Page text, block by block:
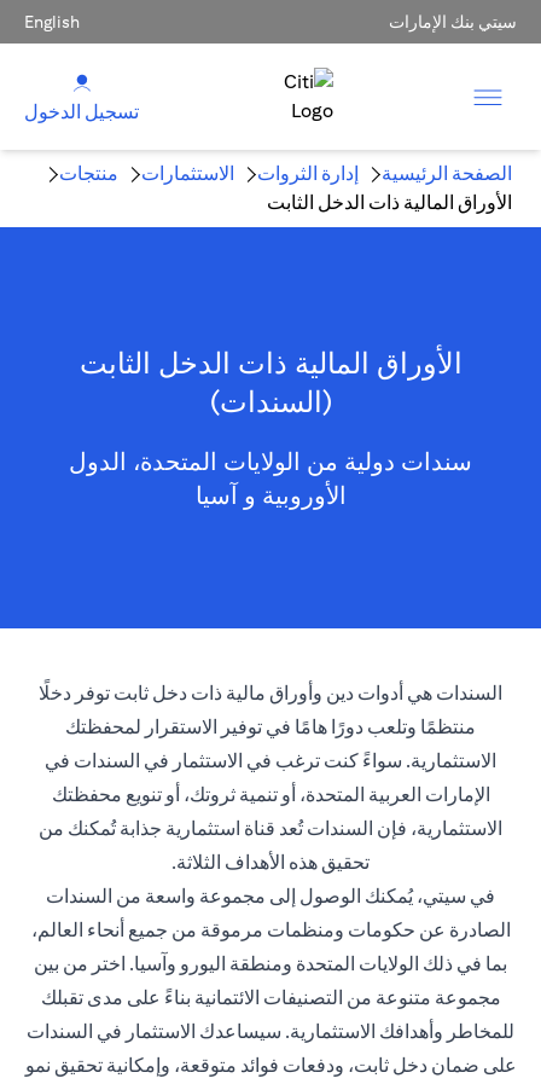
سيتي بنك الإمارات English
تسجيل الدخول
الصفحة الرئيسية إدارة الثروات الاستثمارات
منتجات
الأوراق المالية ذات الدخل الثابت
الأوراق المالية ذات الدخل الثابت
(السندات)
سندات دولية من الولايات المتحدة، الدول
الأوروبية و آسيا
السندات هي أدوات دين وأوراق مالية ذات دخل ثابت توفر دخلًا
منتظمًا وتلعب دورًا هامًا في توفير الاستقرار لمحفظتك
الاستثمارية. سواءً كنت ترغب في الاستثمار في السندات في
الإمارات العربية المتحدة، أو تنمية ثروتك، أو تنويع محفظتك
الاستثمارية، فإن السندات تُعد قناة استثمارية جذابة تُمكنك من
تحقيق هذه الأهداف الثلاثة.
في سيتي، يُمكنك الوصول إلى مجموعة واسعة من السندات
الصادرة عن حكومات ومنظمات مرموقة من جميع أنحاء العالم،
بما في ذلك الولايات المتحدة ومنطقة اليورو وآسيا. اختر من بين
مجموعة متنوعة من التصنيفات الائتمانية بناءً على مدى تقبلك
للمخاطر وأهدافك الاستثمارية. سيساعدك الاستثمار في السندات
على ضمان دخل ثابت، ودفعات فوائد متوقعة، وإمكانية تحقيق نمو